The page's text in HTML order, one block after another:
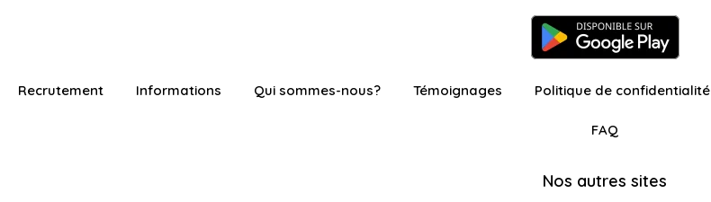
Recrutement Informations Qui sommes-nous? Témoignages Politique de confidentialité
FAQ
Nos autres sites